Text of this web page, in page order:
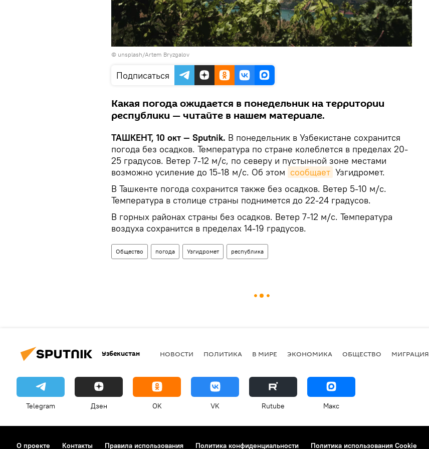
© unsplash/Artem Bryzgalov
Подписаться
Какая погода ожидается в понедельник на территории
республики — читайте в нашем материале.
ТАШКЕНТ, 10 окт — Sputnik. В понедельник в Узбекистане сохранится
погода без осадков. Температура по стране колеблется в пределах 20-
25 градусов. Ветер 7-12 м/с, по северу и пустынной зоне местами
возможно усиление до 15-18 м/с. Об этом сообщает Узгидромет.
В Ташкенте погода сохранится также без осадков. Ветер 5-10 м/с.
Температура в столице страны поднимется до 22-24 градусов.
В горных районах страны без осадков. Ветер 7-12 м/с. Температура
воздуха сохранится в пределах 14-19 градусов.
Общество погода Узгидромет республика
Узбекистан НОВОСТИ ПОЛИТИКА В МИРЕ ЭКОНОМИКА ОБЩЕСТВО МИГРАЦИЯ
Telegram Дзен OK VK Rutube Макс
О проекте Контакты Правила использования Политика конфиденциальности Политика использования Cookie